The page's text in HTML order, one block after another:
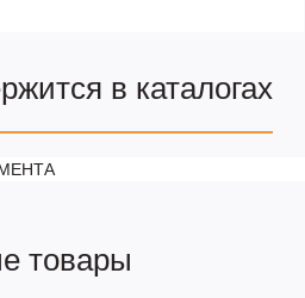
в каталогах
товары